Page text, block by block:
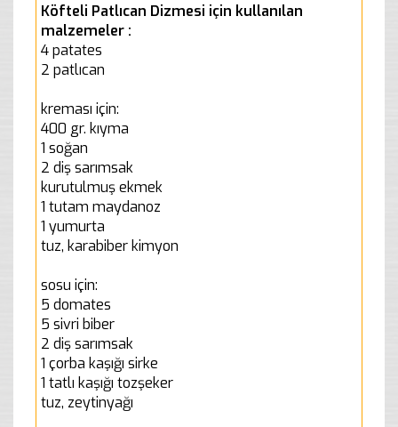
Köfteli Patlıcan Dizmesi için kullanılan
malzemeler :
4 patates
2 patlıcan
kreması için:
400 gr. kıyma
1 soğan
2 diş sarımsak
kurutulmuş ekmek
1 tutam maydanoz
1 yumurta
tuz, karabiber kimyon
sosu için:
5 domates
5 sivri biber
2 diş sarımsak
1 çorba kaşığı sirke
1 tatlı kaşığı tozşeker
tuz, zeytinyağı